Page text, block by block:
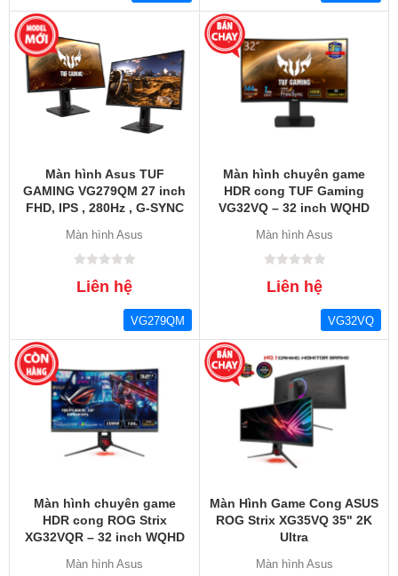
Màn hình Asus TUF
GAMING VG279QM 27 inch
FHD, IPS , 280Hz , G-SYNC
400
Màn hình Asus
Liên hệ
VG279QM
Màn hình chuyên game
HDR cong TUF Gaming
VG32VQ – 32 inch WQHD
Màn hình Asus
Liên hệ
VG32VQ
Màn hình chuyên game
HDR cong ROG Strix
XG32VQR – 32 inch WQHD
Màn hình Asus
Màn Hình Game Cong ASUS
ROG Strix XG35VQ 35" 2K
Ultra
Màn hình Asus